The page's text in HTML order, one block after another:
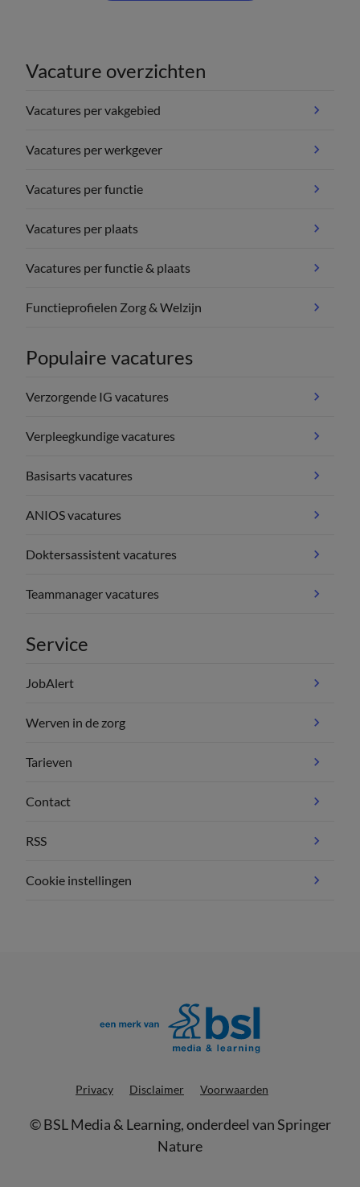
Vacature overzichten
Vacatures per vakgebied
Vacatures per werkgever
Vacatures per functie
Vacatures per plaats
Vacatures per functie & plaats
Functieprofielen Zorg & Welzijn
Populaire vacatures
Verzorgende IG vacatures
Verpleegkundige vacatures
Basisarts vacatures
ANIOS vacatures
Doktersassistent vacatures
Teammanager vacatures
Service
JobAlert
Werven in de zorg
Tarieven
Contact
RSS
Cookie instellingen
Privacy Disclaimer Voorwaarden
©BSL Media & Learning, onderdeel vanSpringer
Nature